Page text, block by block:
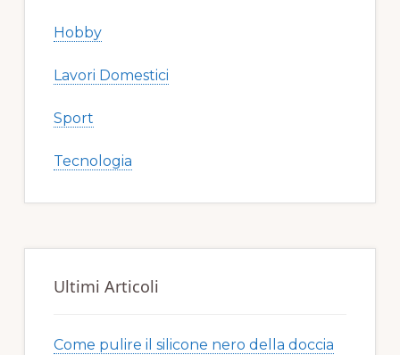
Hobby
Lavori Domestici
Sport
Tecnologia
Ultimi Articoli
Come pulire il silicone nero della doccia​​